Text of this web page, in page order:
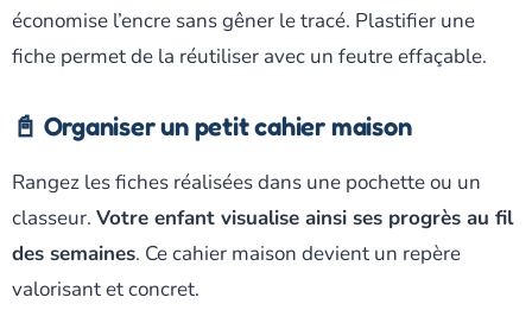
économise l’encre sans gêner le tracé. Plastifier une
fiche permet de la réutiliser avec un feutre effaçable.
📓 Organiser un petit cahier maison
Rangez les fiches réalisées dans une pochette ou un
classeur. Votre enfant visualise ainsi ses progrès au fil
des semaines. Ce cahier maison devient un repère
valorisant et concret.